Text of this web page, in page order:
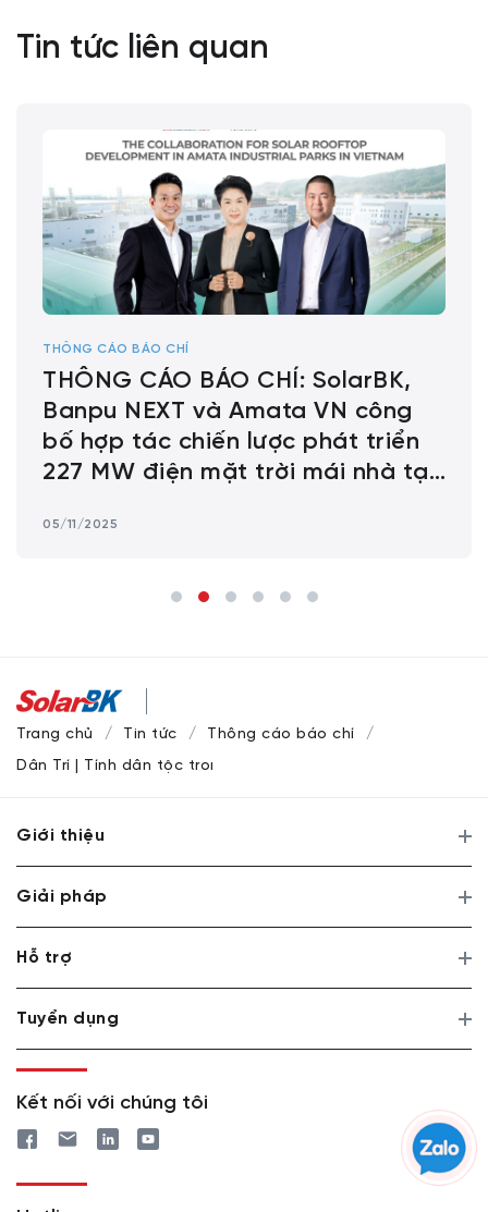
Tin tức liên quan
THÔNG CÁO BÁO CHÍ
THÔNG CÁO BÁO CHÍ: SolarBK,
Banpu NEXT và Amata VN công
bố hợp tác chiến lược phát triển
227 MW điện mặt trời mái nhà tại
Nam
05/11/2025
Trang chủ Tin tức
Thông cáo báo chí
Dân Trí | Tính dân tộc trong chiến lược bước ra thế giới của
Giới thiệu
Giải pháp
Hỗ trợ
Tuyển dụng
Kết nối với chúng tôi